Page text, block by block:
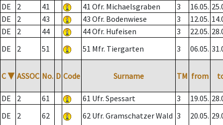
DE
2 41 41 Ofr. Michaelsgraben 3 16.05.
DE
2 43 43 Ofr. Bodenwiese 3 12.05.
DE
2 44 44 Ofr. Hufeisen 3 22.05.
DE
2 51 51 Mfr. Tiergarten 3 06.05.
C ▼ ASSOC No. D Code Surname TM from
DE 2 61 61 Ufr. Spessart 3 19.05.
DE
2 62 62 Ufr. Gramschatzer Wald 3 20.05.